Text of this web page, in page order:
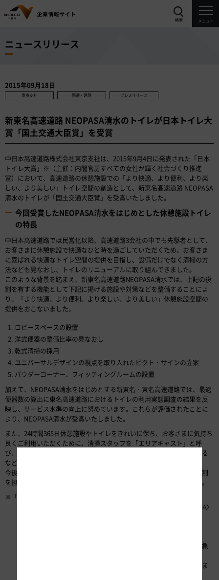
検索 メニュー
ニュースリリース
2015年09月18日
東京支社 開通・建設 プレスリリース
新東名高速道路 NEOPASA清水のトイレが日本トイレ大
賞「国土交通大臣賞」を受賞
中日本高速道路株式会社東京支社は、2015年9月4日に発表された「日本
トイレ大賞」※（主催：内閣官房すべての女性が輝く社会づくり推進
室）において、高速道路の休憩施設での「より快適、より便利、より楽
しい、より美しい」トイレ空間の創造として、新東名高速道路 NEOPASA
清水のトイレが「国土交通大臣賞」を受賞いたしました。
今回受賞したNEOPASA清水をはじめとした休憩施設トイレ
の特長
中日本高速道路では民営化以降、高速道路3会社の中でも先駆者として、
お客さまに休憩施設で快適なひと時を過ごしていただくため、お客さま
に喜ばれる快適なトイレ空間の提供を目指し、設備だけでなく清掃の方
法なども見なおし、トイレのリニューアルに取り組んできました。
このような背景を踏まえ、新東名高速道路NEOPASA清水では、上記の役
割を有する機能として下記に掲げる施設や対策などを整備することによ
り、「より快適、より便利、より楽しい、より美しい」休憩施設空間の
提供をおこないました。
ロビースペースの設置
洋式便器の整備比率の見なおし
乾式清掃の採用
ユニバーサルデザインの視点を取り入れたピクト・サインの立案
パウダーコーナー、フィッティングルームの設置
加えて、NEOPASA清水をはじめとする新東名・東名高速道路では、最適
便器数の算出に東名高速道路におけるトイレの利用実態調査の結果を反
映し、サービス水準の向上に努めています。これらが評価されたことに
より、NEOPASA清水が受賞いたしました。
また、24時間365日休憩施設やトイレをきれいに保ち、お客さまに気持ち
良くご利用いただくために、清掃スタッフを「エリアキャスト」と呼
び、清掃はもちろん、おもてなしの心でお迎えするため、お花を活ける
などのトイレ空間の演出や観光地のご案内をしています。
今後は、長時間の移動での疲労やストレスを解消する場所としての役割
を担うトイレ空間の創造を目指し、これらの活動を継続していきます。
※「日本トイレ大賞」について
2015年、有村女性活躍担当大臣の下で開催された政府の「暮らしの
み、とりわけすべての女性が暮らしやすくなる空間へと転換する象
て、すべての女性が輝く社会づくりに資することを目的としていま
す。応募総数は378件で、このうち28の案件に賞が贈られました。